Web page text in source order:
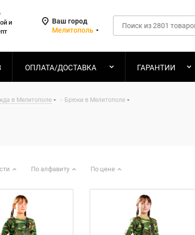
и
Ваш город
Мелитополь
ОПЛАТА/ДОСТАВКА ГАРАНТИИ
в Мелитополе - Брюки в Мелитополе
По алфавиту По цене